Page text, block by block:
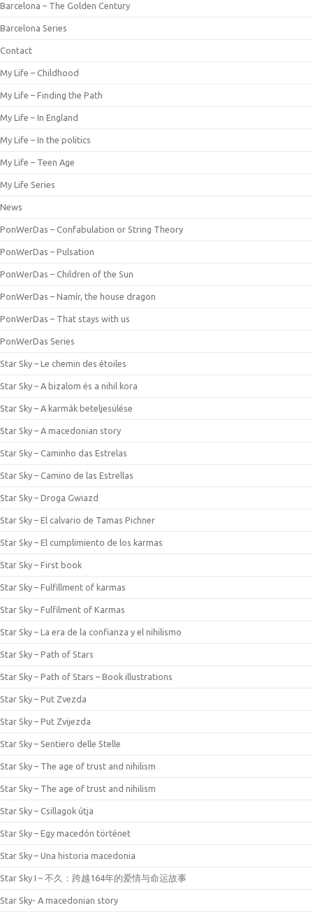
Barcelona – The Golden Century
Barcelona Series
Contact
My Life – Childhood
My Life – Finding the Path
My Life – In England
My Life – In the politics
My Life – Teen Age
My Life Series
News
PonWerDas – Confabulation or String Theory
PonWerDas – Pulsation
PonWerDas – Children of the Sun
PonWerDas – Namír, the house dragon
PonWerDas – That stays with us
PonWerDas Series
Star Sky – Le chemin des étoiles
Star Sky – A bizalom és a nihil kora
Star Sky – A karmák beteljesülése
Star Sky – A macedonian story
Star Sky – Caminho das Estrelas
Star Sky – Camino de las Estrellas
Star Sky – Droga Gwiazd
Star Sky – El calvario de Tamas Pichner
Star Sky – El cumplimiento de los karmas
Star Sky – First book
Star Sky – Fulfillment of karmas
Star Sky – Fulfilment of Karmas
Star Sky – La era de la confianza y el nihilismo
Star Sky – Path of Stars
Star Sky – Path of Stars – Book illustrations
Star Sky – Put Zvezda
Star Sky – Put Zvijezda
Star Sky – Sentiero delle Stelle
Star Sky – The age of trust and nihilism
Star Sky – The age of trust and nihilism
Star Sky – Csillagok útja
Star Sky – Egy macedón történet
Star Sky – Una historia macedonia
Star Sky I – 不久：跨越164年的爱情与命运故事
Star Sky- A macedonian story